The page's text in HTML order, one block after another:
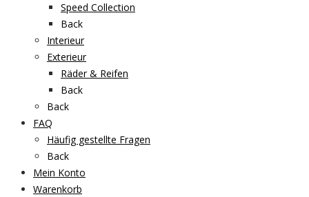
Speed Collection
Back
Interieur
Exterieur
Räder & Reifen
Back
Back
FAQ
Häufig gestellte Fragen
Back
Mein Konto
Warenkorb